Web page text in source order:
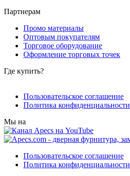
Партнерам
Промо материалы
Оптовым покупателям
Торговое оборудование
Оформление торговых точек
Где купить?
Пользовательское соглашение
Политика конфиденциальности
Мы на
Пользовательское соглашение
Политика конфиденциальности